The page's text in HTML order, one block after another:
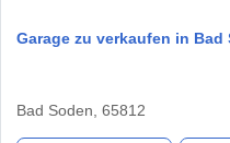
Garage zu verkaufen in Bad
Bad Soden, 65812